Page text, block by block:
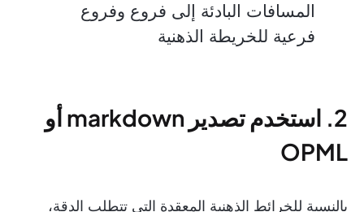
المسافات البادئة إلى فروع وفروع
فرعية للخريطة الذهنية
2. استخدم تصدير markdown أو
OPML
بالنسبة للخرائط الذهنية المعقدة التي تتطلب الدقة،